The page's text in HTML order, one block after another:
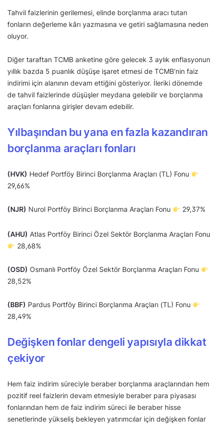
Tahvil faizlerinin gerilemesi, elinde borçlanma aracı tutan
fonların değerleme kârı yazmasına ve getiri sağlamasına neden
oluyor.
Diğer taraftan TCMB anketine göre gelecek 3 aylık enflasyonun
yıllık bazda 5 puanlık düşüşe işaret etmesi de TCMB’nin faiz
indirimi için alanının devam ettiğini gösteriyor. İleriki dönemde
de tahvil faizlerinde düşüşler meydana gelebilir ve borçlanma
araçları fonlarına girişler devam edebilir.
Yılbaşından bu yana en fazla kazandıran
borçlanma araçları fonları
(HVK) Hedef Portföy Birinci Borçlanma Araçları (TL) Fonu
29,66%
(NJR) Nurol Portföy Birinci Borçlanma Araçları Fonu 29,37%
(AHU) Atlas Portföy Birinci Özel Sektör Borçlanma Araçları Fonu
28,68%
(OSD) Osmanlı Portföy Özel Sektör Borçlanma Araçları Fonu
28,52%
(BBF) Pardus Portföy Birinci Borçlanma Araçları (TL) Fonu
28,49%
Değişken fonlar dengeli yapısıyla dikkat
çekiyor
Hem faiz indirim süreciyle beraber borçlanma araçlarından hem
pozitif reel faizlerin devam etmesiyle beraber para piyasası
fonlarından hem de faiz indirim süreci ile beraber hisse
senetlerinde yükseliş bekleyen yatırımcılar için değişken fonlar